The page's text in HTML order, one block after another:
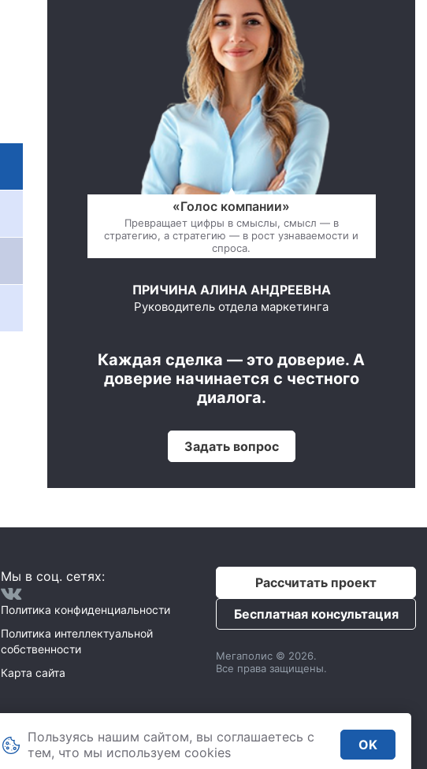
Пользуясь нашим сайтом, вы соглашаетесь с
тем, что мы используем сookies
OK
«Голос компании»
Превращает цифры в смыслы, смысл — в
стратегию, а стратегию — в рост узнаваемости и
спроса.
ПРИЧИНА АЛИНА АНДРЕЕВНА
Руководитель отдела маркетинга
Каждая сделка — это доверие. А
доверие начинается с честного
диалога.
Задать вопрос
Мы в соц. сетях:
Политика конфиденциальности
Политика интеллектуальной
собственности
Карта сайта
119071, Москва,2 Донской проезд 4,
строение 1, пом. 435
Рассчитать проект
Бесплатная консультация
Мегаполис © 2026.
Все права защищены.